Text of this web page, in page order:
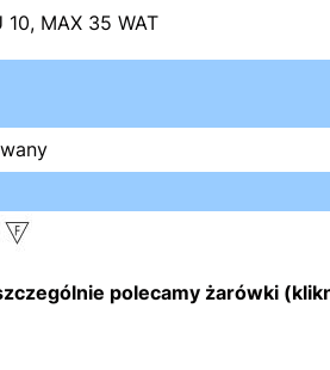
10, MAX 35 WAT
polecamy żarówki